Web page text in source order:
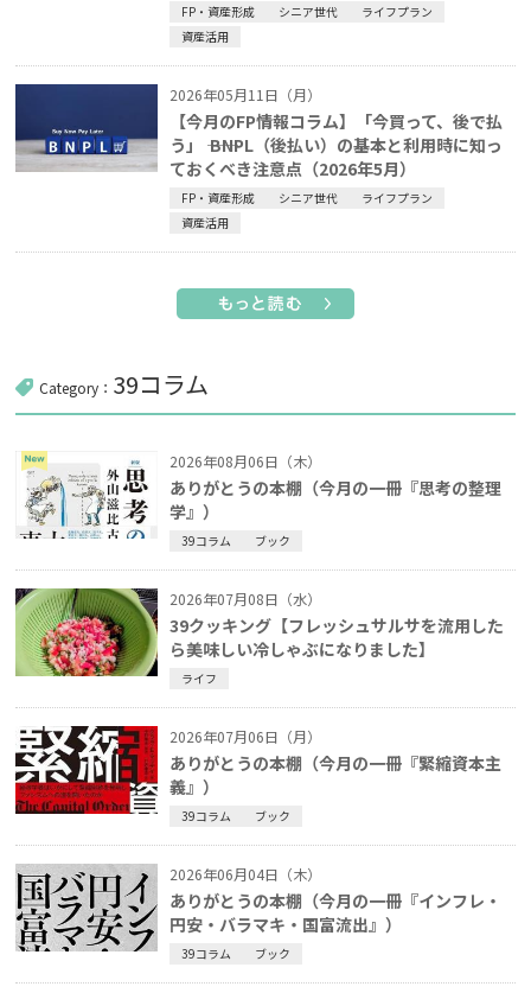
FP・資産形成 シニア世代
ライフプラン
資産活用
2026年05月11日（月）
【今月のFP情報コラム】「今買って、後で払
う」 ―― BNPL（後払い）の基本と利用時に知っ
ておくべき注意点（2026年5月）
FP・資産形成 シニア世代
ライフプラン
資産活用
Category： 39コラム
2026年08月06日（木）
ありがとうの本棚（今月の一冊『思考の整理
学』）
39コラム ブック
2026年07月08日（水）
39クッキング【フレッシュサルサを流用した
ら美味しい冷しゃぶになりました】
ライフ
2026年07月06日（月）
ありがとうの本棚（今月の一冊『緊縮資本主
義』）
39コラム ブック
2026年06月04日（木）
ありがとうの本棚（今月の一冊『インフレ・
円安・バラマキ・国富流出』）
39コラム ブック